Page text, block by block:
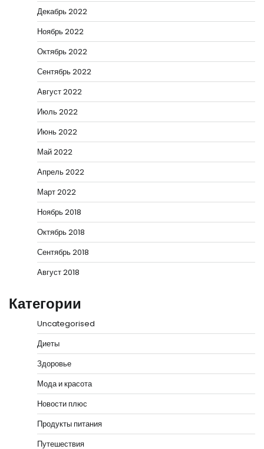
Декабрь 2022
Ноябрь 2022
Октябрь 2022
Сентябрь 2022
Август 2022
Июль 2022
Июнь 2022
Май 2022
Апрель 2022
Март 2022
Ноябрь 2018
Октябрь 2018
Сентябрь 2018
Август 2018
Категории
Uncategorised
Диеты
Здоровье
Мода и красота
Новости плюс
Продукты питания
Путешествия